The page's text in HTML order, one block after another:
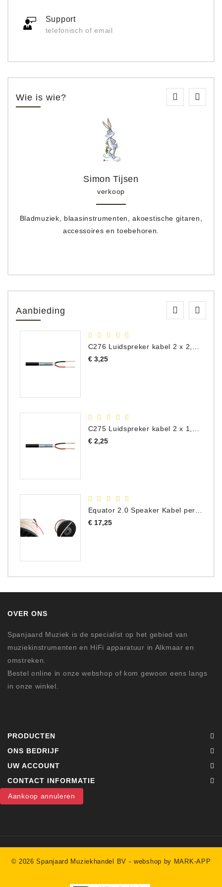
Support
telefonisch of email
Wie is wie?
Simon Tijsen
verkoop
Bladmuziek, blaasinstrumenten, akoestische gitaren,
accessoires en toebehoren.
Aanbieding
C276 Luidspreker kabel 2 x 2,50 mm² (per meter)
€ 3,25Prijs
€ 2,25Prijs
Equator 2.0 Speaker Kabel per meter
€ 17,25Prijs
OVER ONS
Spanjaard Muziek is de specialist op het gebied van
muziekinstrumenten en HiFi apparatuur in Alkmaar en
omstreken.
Bestel online in onze webshop of kom gewoon eens langs
in onze winkel.
PRODUCTEN
ONS BEDRIJF
UW ACCOUNT
CONTACT INFORMATIE
Aankoop annuleren
© 2026 Spanjaard Muziekhandel BV -webshop by MARK-APP